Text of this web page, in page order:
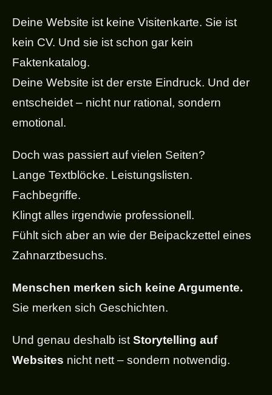
Deine Website ist keine Visitenkarte. Sie ist
kein CV. Und sie ist schon gar kein
Faktenkatalog.
Deine Website ist der erste Eindruck. Und der
entscheidet – nicht nur rational, sondern
emotional.
Doch was passiert auf vielen Seiten?
Lange Textblöcke. Leistungslisten.
Fachbegriffe.
Klingt alles irgendwie professionell.
Fühlt sich aber an wie der Beipackzettel eines
Zahnarztbesuchs.
Menschen merken sich keine Argumente.
Sie merken sich Geschichten.
Und genau deshalb ist Storytelling auf
Websites nicht nett – sondern notwendig.